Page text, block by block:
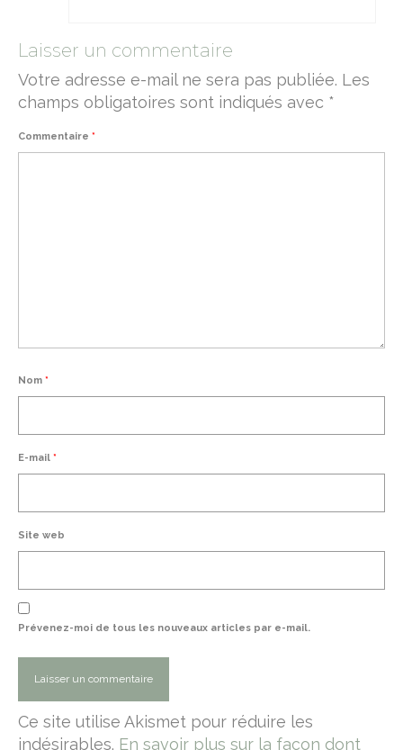
Laisser un commentaire
Votre adresse e-mail ne sera pas publiée. Les
champs obligatoires sont indiqués avec *
Commentaire *
Nom *
E-mail *
Site web
Prévenez-moi de tous les nouveaux articles par e-mail.
Ce site utilise Akismet pour réduire les
indésirables. En savoir plus sur la façon dont